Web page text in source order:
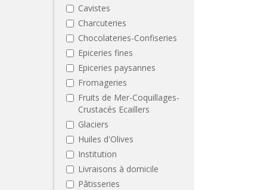
Cavistes
Charcuteries
Chocolateries-Confiseries
Epiceries fines
Epiceries paysannes
Fromageries
Fruits de Mer-Coquillages-
Crustacés Ecaillers
Glaciers
Huiles d'Olives
Institution
Livraisons à domicile
Pâtisseries